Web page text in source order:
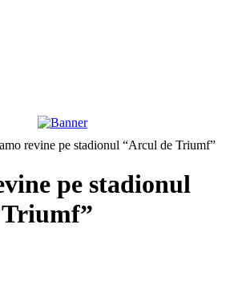
revine pe stadionul “Arcul de Triumf”
pe stadionul